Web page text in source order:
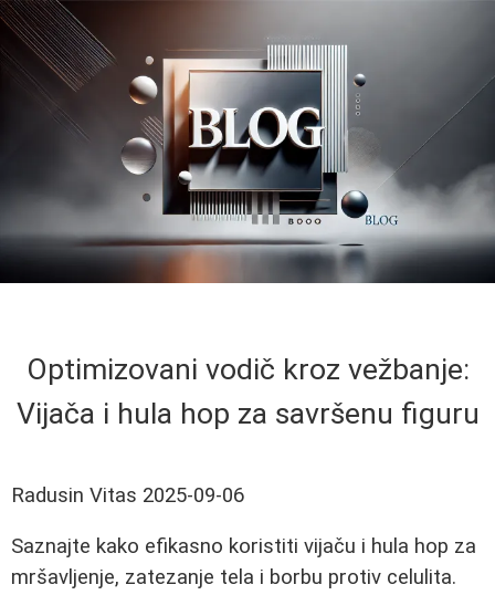
Optimizovani vodič kroz vežbanje:
Vijača i hula hop za savršenu figuru
Radusin Vitas 2025-09-06
Saznajte kako efikasno koristiti vijaču i hula hop za
mršavljenje, zatezanje tela i borbu protiv celulita.